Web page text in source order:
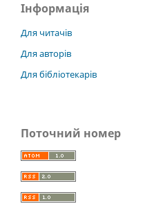
Інформація
Для читачів
Для авторів
Для бібліотекарів
Поточний номер